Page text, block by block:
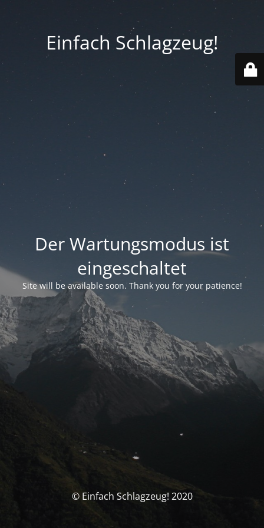
Einfach Schlagzeug!
Der Wartungsmodus ist
eingeschaltet
Site will be available soon. Thank you for your patience!
© Einfach Schlagzeug! 2020